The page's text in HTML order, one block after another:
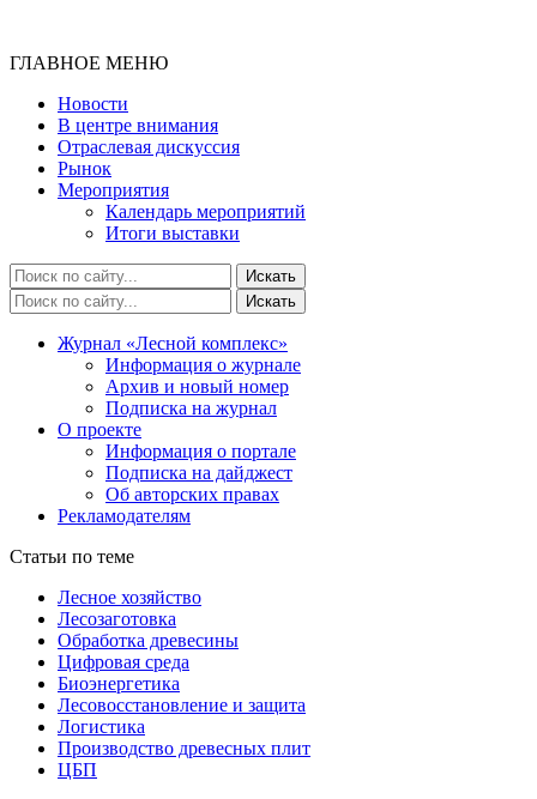
ГЛАВНОЕ МЕНЮ
Новости
В центре внимания
Отраслевая дискуссия
Рынок
Мероприятия
Календарь мероприятий
Итоги выставки
Журнал «Лесной комплекс»
Информация о журнале
Архив и новый номер
Подписка на журнал
О проекте
Информация о портале
Подписка на дайджест
Об авторских правах
Рекламодателям
Статьи по теме
Лесное хозяйство
Лесозаготовка
Обработка древесины
Цифровая среда
Биоэнергетика
Лесовосстановление и защита
Логистика
Производство древесных плит
ЦБП